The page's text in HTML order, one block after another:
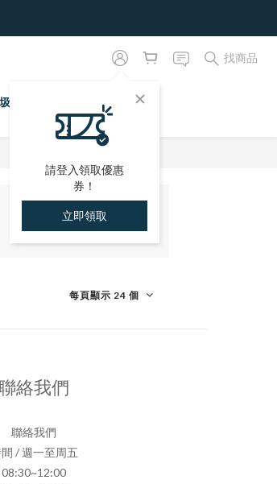
請登入領取優惠
券！
立即領取
找商品
桶
每頁顯示 24 個
絡我們
聯絡我們
/ 週一至周五
08:30~12:00